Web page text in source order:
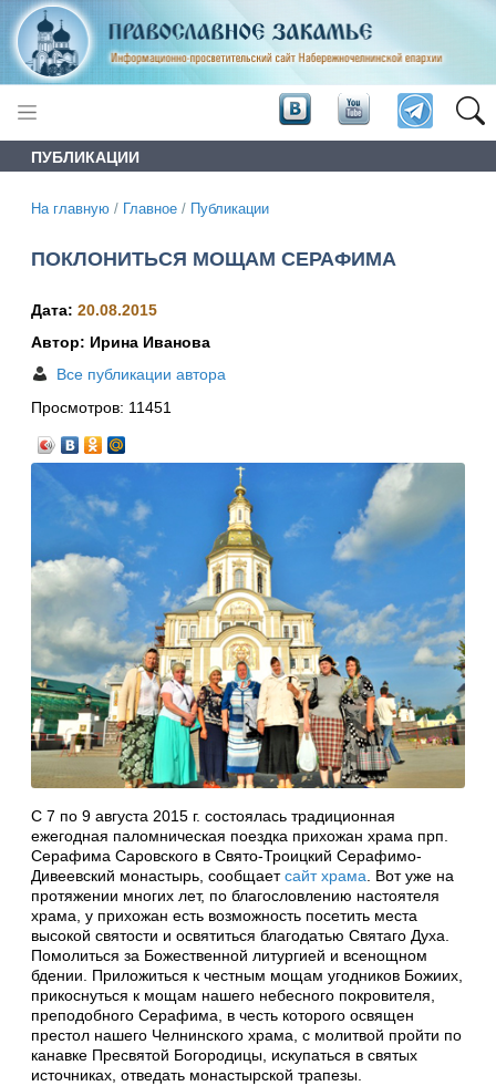
ПУБЛИКАЦИИ
На главную / Главное / Публикации
ПОКЛОНИТЬСЯ МОЩАМ СЕРАФИМА
Дата: 20.08.2015
Автор: Ирина Иванова
Все публикации автора
Просмотров: 11451
С 7 по 9 августа 2015 г. состоялась традиционная
ежегодная паломническая поездка прихожан храма прп.
Серафима Саровского в Свято-Троицкий Серафимо-
Дивеевский монастырь, сообщаетсайт храма . Вот уже на
протяжении многих лет, по благословлению настоятеля
храма, у прихожан есть возможность посетить места
высокой святости и освятиться благодатью Святаго Духа.
Помолиться за Божественной литургией и всенощном
бдении. Приложиться к честным мощам угодников Божиих,
прикоснуться к мощам нашего небесного покровителя,
преподобного Серафима, в честь которого освящен
престол нашего Челнинского храма, с молитвой пройти по
канавке Пресвятой Богородицы, искупаться в святых
источниках, отведать монастырской трапезы.